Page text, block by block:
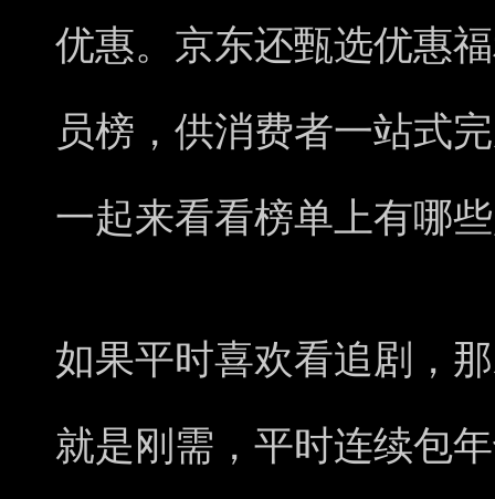
优惠。京东还甄选优惠
员榜，供消费者一站式
一起来看看榜单上有哪
如果平时喜欢看追剧，
就是刚需，平时连续包